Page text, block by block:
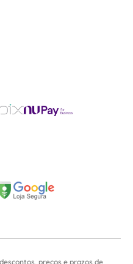
preços e prazos de